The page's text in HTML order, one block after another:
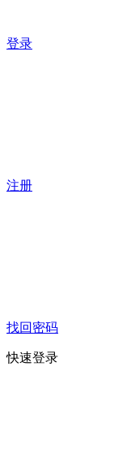
登录
注册
找回密码
快速登录